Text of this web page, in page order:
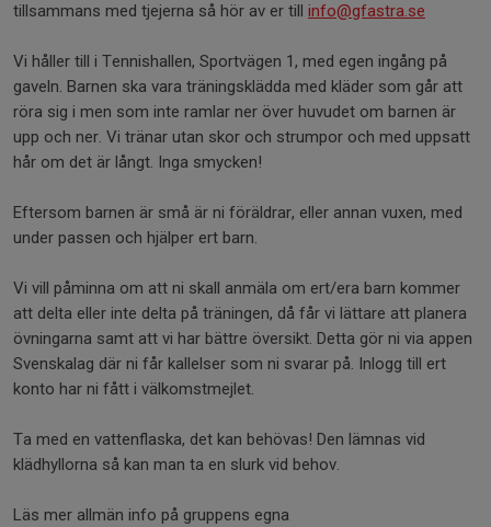
tillsammans med tjejerna så hör av er till info@gfastra.se
Vi håller till i Tennishallen, Sportvägen 1, med egen ingång på
gaveln. Barnen ska vara träningsklädda med kläder som går att
röra sig i men som inte ramlar ner över huvudet om barnen är
upp och ner. Vi tränar utan skor och strumpor och med uppsatt
hår om det är långt. Inga smycken!
Eftersom barnen är små är ni föräldrar, eller annan vuxen, med
under passen och hjälper ert barn.
Vi vill påminna om att ni skall anmäla om ert/era barn kommer
att delta eller inte delta på träningen, då får vi lättare att planera
övningarna samt att vi har bättre översikt. Detta gör ni via appen
Svenskalag där ni får kallelser som ni svarar på. Inlogg till ert
konto har ni fått i välkomstmejlet.
Ta med en vattenflaska, det kan behövas! Den lämnas vid
klädhyllorna så kan man ta en slurk vid behov.
Läs mer allmän info på gruppens egna